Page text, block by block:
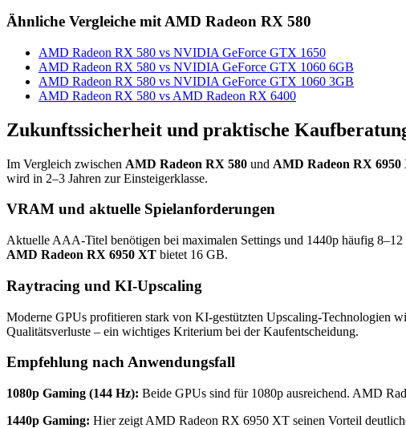
Ähnliche Vergleiche mit AMD Radeon RX 580
AMD Radeon RX 580 vs NVIDIA GeForce GTX 1650
AMD Radeon RX 580 vs NVIDIA GeForce GTX 1060 6GB
AMD Radeon RX 580 vs NVIDIA GeForce GTX 1060 3GB
AMD Radeon RX 580 vs AMD Radeon RX 6400
Zukunftssicherheit und praktische
Im Vergleich zwischen AMD Radeon RX 580 und AMD Radeon RX 6950
wird in 2–3 Jahren zur Einsteigerklasse.
VRAM und aktuelle Spielanforderungen
Aktuelle AAA-Titel benötigen bei maximalen Settings und 1440p häufig
AMD Radeon RX 6950 XT bietet 16 GB.
Raytracing und KI-Upscaling
Moderne GPUs profitieren stark von KI-gestützten Upscaling-Technologien
Qualitätsverluste – ein wichtiges Kriterium bei der Kaufentscheidung.
Empfehlung nach Anwendungsfall
1080p Gaming (144 Hz): Beide GPUs sind für 1080p ausreichend. AMD
1440p Gaming: Hier zeigt AMD Radeon RX 6950 XT seinen Vorteil